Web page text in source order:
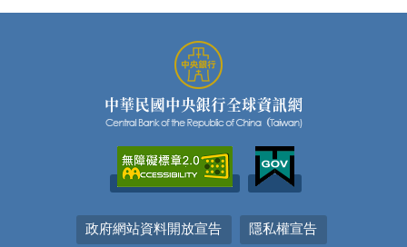
政府網站資料開放宣告 隱私權宣告